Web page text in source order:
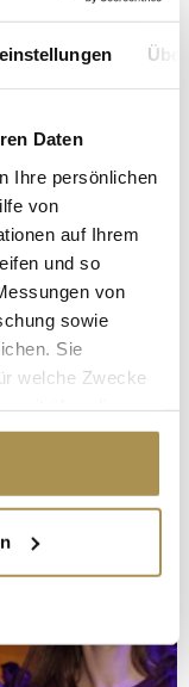
Daten
Ihre persönlichen
von
auf Ihrem
und so
von
sowie
Sie
welche Zwecke
das Privacy
Lage
genau sein
identifizieren